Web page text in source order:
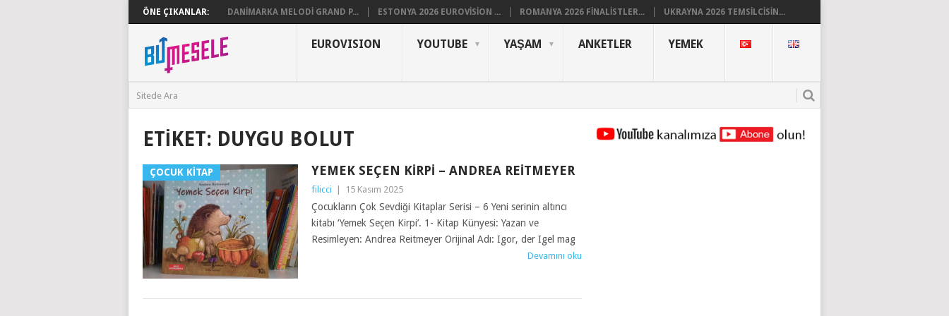
ÖNE ÇIKANLAR: DANIMARKA MELODI GRAND P... ESTONYA 2026 EUROVISION ... ROMANYA 2026 FINALISTLER... UKRAYNA 2026 TEMSILCISIN...
EUROVISION YOUTUBE YAŞAM ANKETLER YEMEK
ETIKET: DUYGU BOLUT
ÇOCUK KITAP YEMEK SEÇEN KIRPI – ANDREA REITMEYER
filicci 15 Kasım 2025
Çocukların Çok Sevdiği Kitaplar Serisi – 6 Yeni serinin altıncı
kitabı ‘Yemek Seçen Kirpi’. 1- Kitap Künyesi: Yazan ve
Resimleyen: Andrea Reitmeyer Orijinal Adı: Igor, der Igel mag
Devamını oku